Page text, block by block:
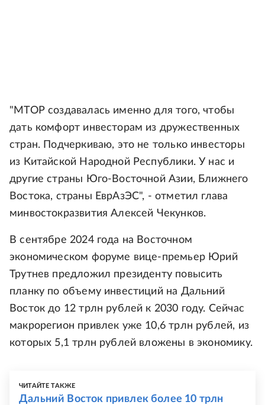
"МТОР создавалась именно для того, чтобы
дать комфорт инвесторам из дружественных
стран. Подчеркиваю, это не только инвесторы
из Китайской Народной Республики. У нас и
другие страны Юго-Восточной Азии, Ближнего
Востока, страны ЕврАзЭС", - отметил глава
минвостокразвития Алексей Чекунков.
В сентябре 2024 года на Восточном
экономическом форуме вице-премьер Юрий
Трутнев предложил президенту повысить
планку по объему инвестиций на Дальний
Восток до 12 трлн рублей к 2030 году. Сейчас
макрорегион привлек уже 10,6 трлн рублей, из
которых 5,1 трлн рублей вложены в экономику.
ЧИТАЙТЕ ТАКЖЕ
Дальний Восток привлек более 10 трлн